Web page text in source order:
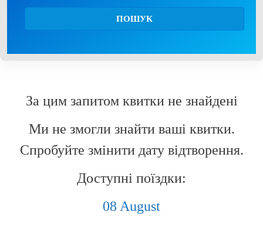
ПОШУК
За цим запитом квитки не знайдені
Ми не змогли знайти ваші квитки.
Спробуйте змінити дату відтворення.
Доступні поїздки:
08 August